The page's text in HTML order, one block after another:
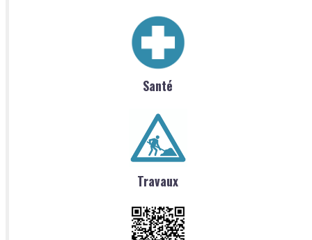
Santé
Travaux